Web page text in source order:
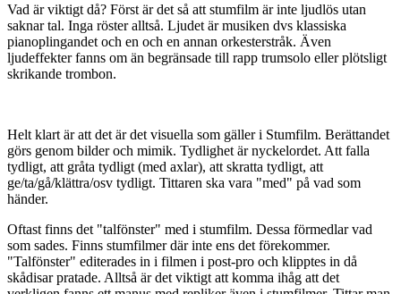
Vad är viktigt då? Först är det så att stumfilm är inte ljudlös utan
saknar tal. Inga röster alltså. Ljudet är musiken dvs klassiska
pianoplingandet och en och en annan orkesterstråk. Även
ljudeffekter fanns om än begränsade till rapp trumsolo eller plötsligt
skrikande trombon.
Helt klart är att det är det visuella som gäller i Stumfilm. Berättandet
görs genom bilder och mimik. Tydlighet är nyckelordet. Att falla
tydligt, att gråta tydligt (med axlar), att skratta tydligt, att
ge/ta/gå/klättra/osv tydligt. Tittaren ska vara "med" på vad som
händer.
Oftast finns det "talfönster" med i stumfilm. Dessa förmedlar vad
som sades. Finns stumfilmer där inte ens det förekommer.
"Talfönster" editerades in i filmen i post-pro och klipptes in då
skådisar pratade. Alltså är det viktigt att komma ihåg att det